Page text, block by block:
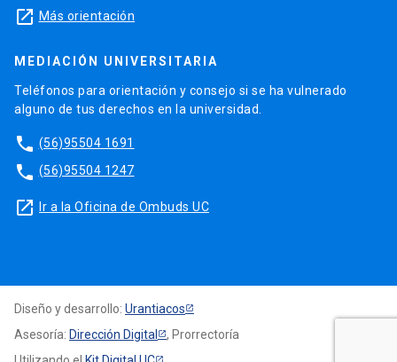
launch Más orientación
MEDIACIÓN UNIVERSITARIA
Teléfonos para orientación y consejo si se ha vulnerado
alguno de tus derechos en la universidad.
phone (56)95504 1691
phone (56)95504 1247
launch Ir a la Oficina de Ombuds UC
Diseño y desarrollo: Urantiacos
Asesoría: Dirección Digital
, Prorrectoría